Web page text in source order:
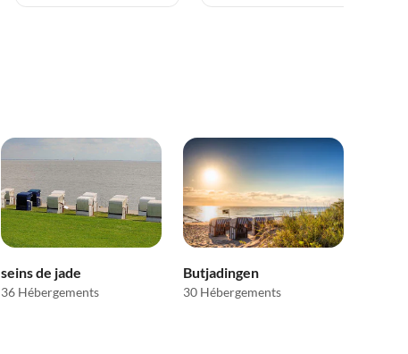
seins de jade
36 Hébergements
Butjadingen
30 Hébergements